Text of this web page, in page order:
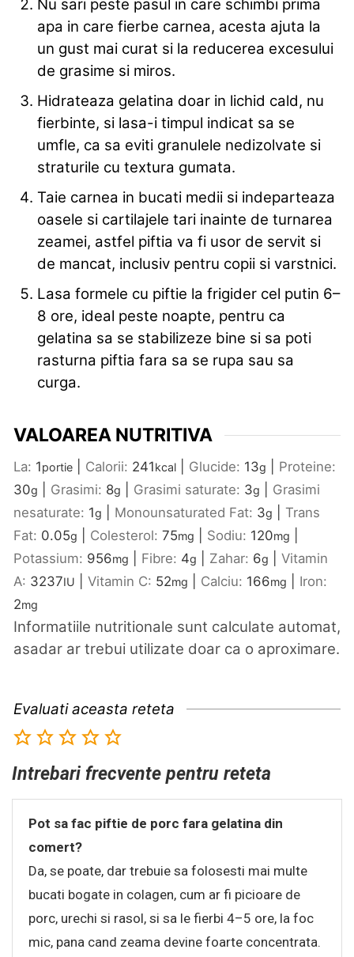
Nu sari peste pasul in care schimbi prima
apa in care fierbe carnea, acesta ajuta la
un gust mai curat si la reducerea excesului
de grasime si miros.
Hidrateaza gelatina doar in lichid cald, nu
fierbinte, si lasa-i timpul indicat sa se
umfle, ca sa eviti granulele nedizolvate si
straturile cu textura gumata.
Taie carnea in bucati medii si indeparteaza
oasele si cartilajele tari inainte de turnarea
zeamei, astfel piftia va fi usor de servit si
de mancat, inclusiv pentru copii si varstnici.
Lasa formele cu piftie la frigider cel putin 6–
8 ore, ideal peste noapte, pentru ca
gelatina sa se stabilizeze bine si sa poti
rasturna piftia fara sa se rupa sau sa
curga.
VALOAREA NUTRITIVA
La: 1portie Calorii: 241kcal Glucide: 13g
Proteine:
30g Grasimi: 8g Grasimi saturate: 3g
Grasimi
nesaturate: 1g Monounsaturated Fat: 3g
Trans
Fat: 0.05g Colesterol: 75mg Sodiu: 120mg
Potassium: 956mg Fibre: 4g Zahar: 6g
Vitamin
A: 3237IU Vitamin C: 52mg Calciu: 166mg
Iron:
2mg
Informatiile nutritionale sunt calculate automat,
asadar ar trebui utilizate doar ca o aproximare.
Evaluati aceasta reteta
Intrebari frecvente pentru reteta
Pot sa fac piftie de porc fara gelatina din
comert?
Da, se poate, dar trebuie sa folosesti mai multe
bucati bogate in colagen, cum ar fi picioare de
porc, urechi si rasol, si sa le fierbi 4–5 ore, la foc
mic, pana cand zeama devine foarte concentrata.